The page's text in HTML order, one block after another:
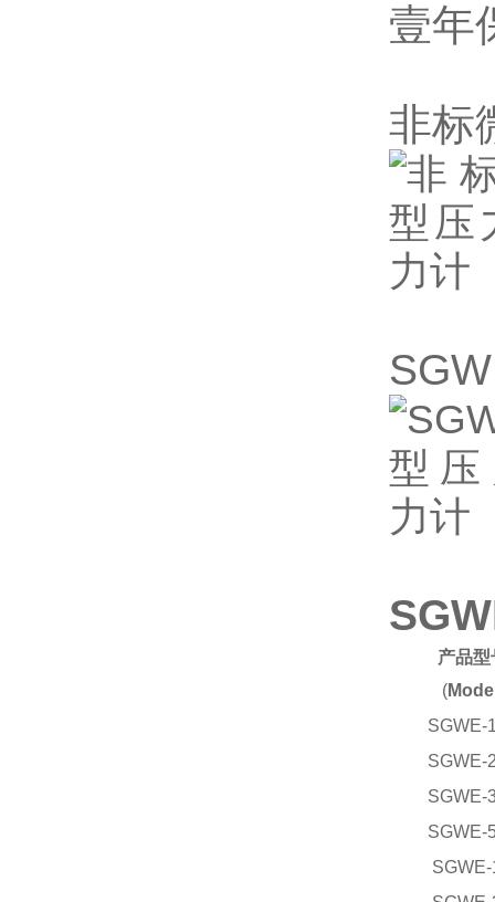
壹年
非标
产品型
(
SGWE-
SGWE-
SGWE-
SGWE-